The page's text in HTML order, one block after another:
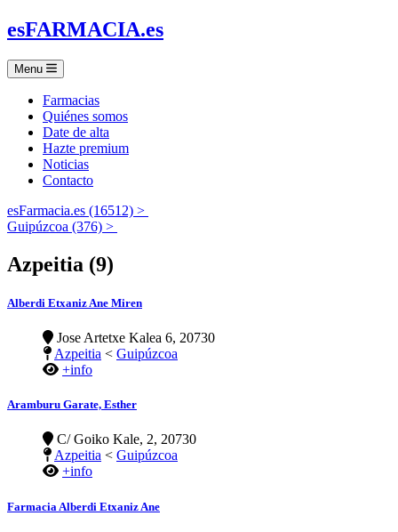
esFARMACIA.es
Menu
Farmacias
Quiénes somos
Date de alta
Hazte premium
Noticias
Contacto
esFarmacia.es (16512) >
Guipúzcoa (376) >
Azpeitia (9)
Alberdi Etxaniz Ane Miren
Jose Artetxe Kalea 6, 20730
Azpeitia < Guipúzcoa
+info
Aramburu Garate, Esther
C/ Goiko Kale, 2, 20730
Azpeitia < Guipúzcoa
+info
Farmacia Alberdi Etxaniz Ane